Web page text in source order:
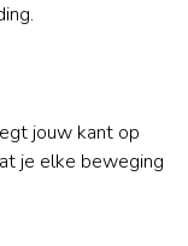
jouw kant op
je elke beweging